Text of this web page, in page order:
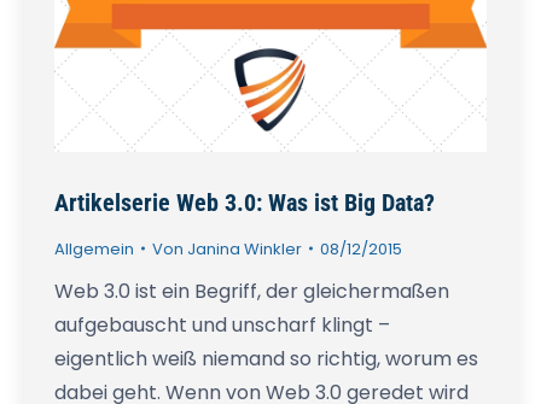
Artikelserie Web 3.0: Was ist Big Data?
Allgemein Von Janina Winkler 08/12/2015
Web 3.0 ist ein Begriff, der gleichermaßen
aufgebauscht und unscharf klingt –
eigentlich weiß niemand so richtig, worum es
dabei geht. Wenn von Web 3.0 geredet wird